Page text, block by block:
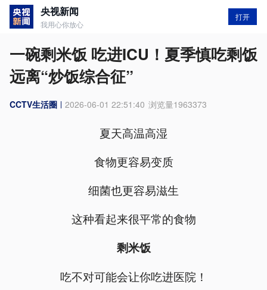
央视新闻
我用心你放心
打开
一碗剩米饭 吃进ICU！夏季慎吃剩饭
远离“炒饭综合征”
CCTV生活圈 2026-06-01 22:51:40 浏览量1963373
夏天高温高湿
食物更容易变质
细菌也更容易滋生
这种看起来很平常的食物
剩米饭
吃不对可能会让你吃进医院！